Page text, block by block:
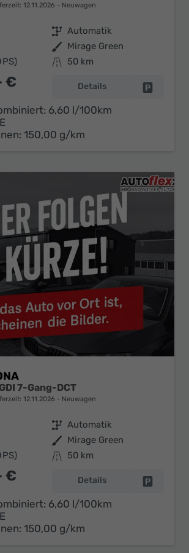
12.11.2026 Neuwagen
Getriebe Automatik
Außenfarbe Mirage Green
PS) Kilometerstand 50 km
€ Details
6,60 l/100km
E
150,00 g/km
7-Gang-DCT
12.11.2026 Neuwagen
Getriebe Automatik
Außenfarbe Mirage Green
PS) Kilometerstand 50 km
€ Details
6,60 l/100km
E
150,00 g/km